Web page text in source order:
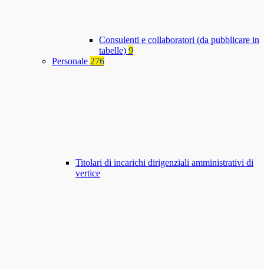
Consulenti e collaboratori (da pubblicare in
tabelle) 9
Personale 276
Titolari di incarichi dirigenziali amministrativi di
vertice